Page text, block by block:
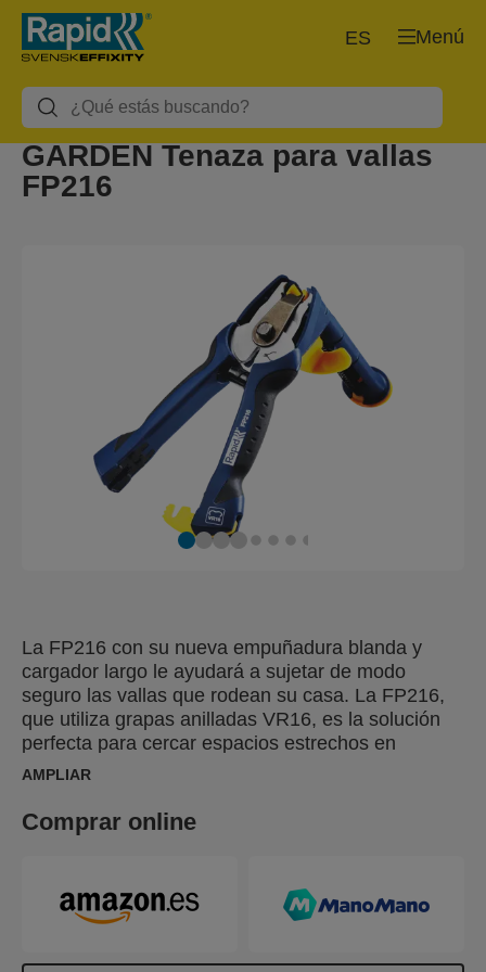
Menú
ES
GARDEN Tenaza para vallas
FP216
La FP216 con su nueva empuñadura blanda y
cargador largo le ayudará a sujetar de modo
seguro las vallas que rodean su casa. La FP216,
que utiliza grapas anilladas VR16, es la solución
perfecta para cercar espacios estrechos en
superficies grandes, p. ej., en jaulas de animales,
AMPLIAR
Comprar online